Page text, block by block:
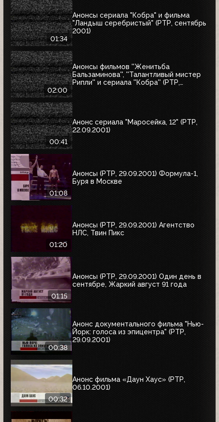
01:34
Анонсы сериала "Кобра" и фильма
"Ландыш серебристый" (РТР, сентябрь
2001)
02:00
Анонсы фильмов ''Женитьба
Бальзаминова'', ''Талантливый мистер
Рипли'' и сериала ''Кобра'' (РТР,
00:41
Анонс сериала "Маросейка, 12" (РТР,
22.09.2001)
01:08
Анонсы (РТР, 29.09.2001) Формула-1,
Буря в Москве
01:20
Анонсы (РТР, 29.09.2001) Агентство
НЛС, Твин Пикс
01:15
Анонсы (РТР, 29.09.2001) Один день в
сентябре, Жаркий август 91 года
00:38
Анонс документального фильма "Нью-
Йорк: голоса из эпицентра" (РТР,
29.09.2001)
00:32
Анонс фильма «Даун Хаус» (РТР,
06.10.2001)